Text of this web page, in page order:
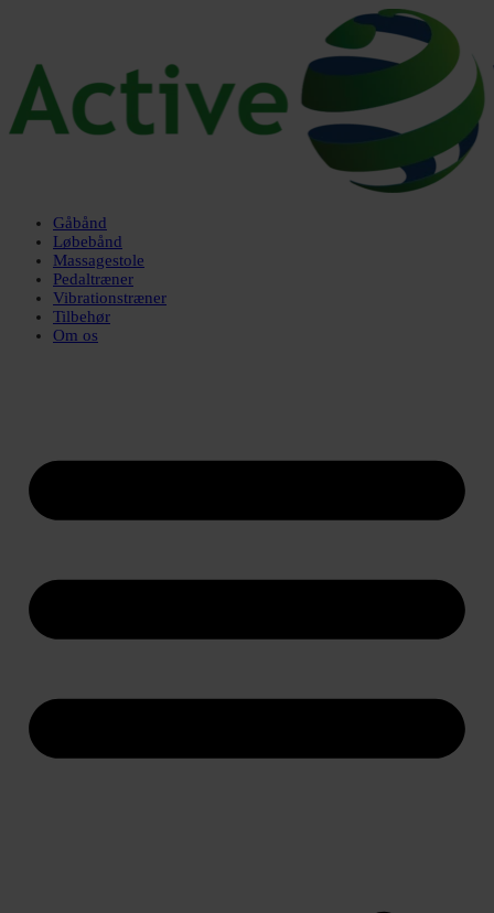
Gåbånd
Løbebånd
Massagestole
Pedaltræner
Vibrationstræner
Tilbehør
Om os